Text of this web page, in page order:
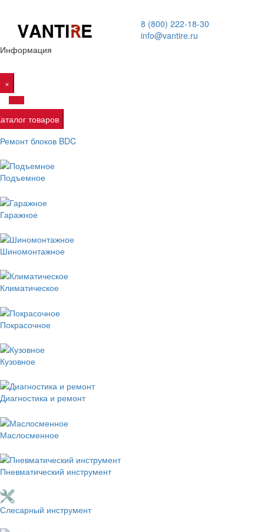
8 (800) 222-18-30
info@vantire.ru
Информация
×
товаров
Ремонт блоков BDC
Подъемное
Гаражное
Шиномонтажное
Климатическое
Покрасочное
Кузовное
Диагностика и ремонт
Маслосменное
Пневматический инструмент
Слесарный инструмент